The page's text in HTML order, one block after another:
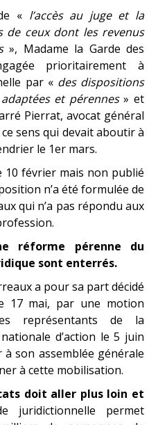
« l’accès au juge et la
de ceux dont les revenus
», Madame la Garde des
prioritairement à
par « des dispositions
et pérennes» et
Pierrat, avocat général
sens qui devait aboutir à
le 1er mars.
février mais non publié
n’a été formulée de
qui n’a pas répondu aux
réforme pérenne du
sont enterrés.
a pour sa part décidé
17 mai, par une motion
représentants de la
d’action le 5 juin
à son assemblée générale
à cette mobilisation.
doit aller plus loin et
juridictionnelle permet